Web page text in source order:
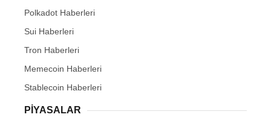
Polkadot Haberleri
Sui Haberleri
Tron Haberleri
Memecoin Haberleri
Stablecoin Haberleri
PIYASALAR